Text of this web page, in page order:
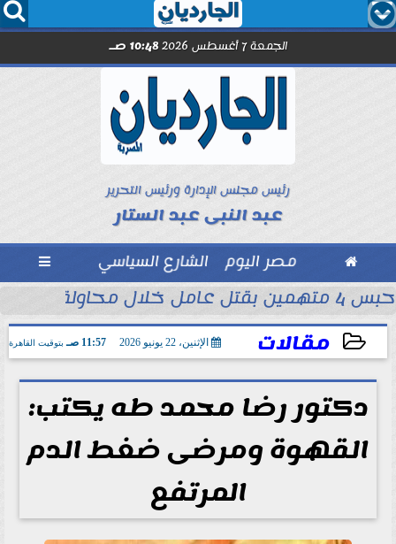
  
الجمعة 7 أغسطس 2026 10:48 صـ
رئيس مجلس الإدارة ورئيس التحرير
عبد النبى عبد الستار
 مصر اليوم الشارع السياسي 
..” محمد...حبس 4 متهمين بقتل عامل خلال محاولة سرقة دراجة نارية في المنوفية
مقالات الإثنين، 22 يونيو 2026 11:57 صـ بتوقيت القاهرة
2026-06-22 11:57:34
دكتور رضا محمد طه يكتب:
القهوة ومرضى ضغط الدم
المرتفع